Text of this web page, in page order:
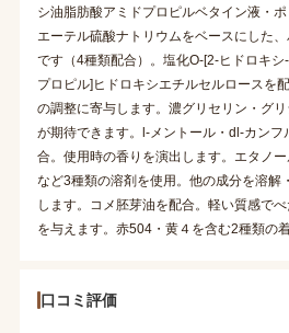
シ油脂肪酸アミドプロピルベタイン液・
エーテル硫酸ナトリウムをベースにした
です（4種類配合）。塩化O-[2-ヒドロキ
プロピル]ヒドロキシエチルセルロースを
の調整に寄与します。濃グリセリン・グ
が期待できます。l-メントール・dl-カン
合。使用時の香りを演出します。エタノ
など3種類の溶剤を使用。他の成分を溶解
します。コメ胚芽油を配合。軽い質感で
を与えます。赤504・黄４を含む2種類の
口コミ評価